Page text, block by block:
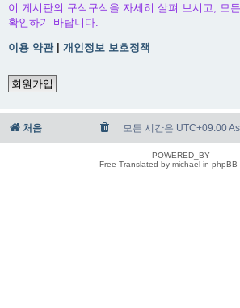
이 게시판의 구석구석을 자세히 살펴 보시고, 모
확인하기 바랍니다.
이용 약관| 개인정보 보호정책
회원가입
처음 모든 시간은 UTC+09:00
POWERED_BY
Free Translated by michael in phpBB